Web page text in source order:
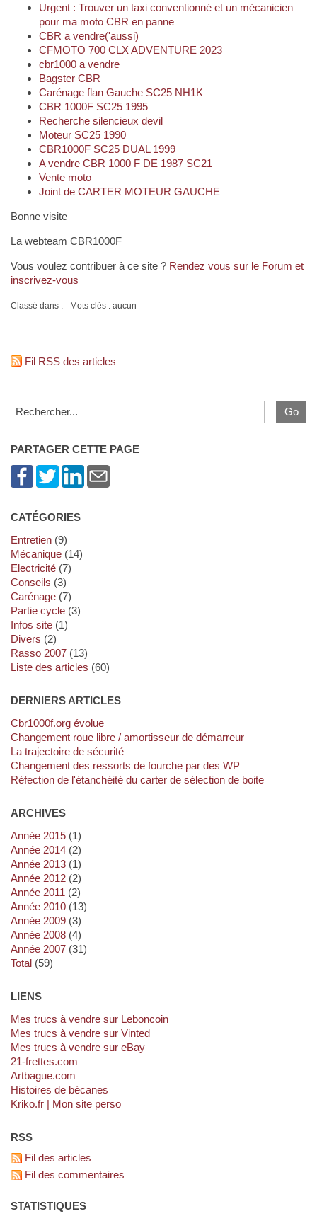
Urgent : Trouver un taxi conventionné et un mécanicien
pour ma moto CBR en panne
CBR a vendre('aussi)
CFMOTO 700 CLX ADVENTURE 2023
cbr1000 a vendre
Bagster CBR
Carénage flan Gauche SC25 NH1K
CBR 1000F SC25 1995
Recherche silencieux devil
Moteur SC25 1990
CBR1000F SC25 DUAL 1999
A vendre CBR 1000 F DE 1987 SC21
Vente moto
Joint de CARTER MOTEUR GAUCHE
Bonne visite
La webteam CBR1000F
Vous voulez contribuer à ce site ? Rendez vous sur le Forum et
inscrivez-vous
Classé dans : - Mots clés : aucun
Fil RSS des articles
PARTAGER CETTE PAGE
CATÉGORIES
Entretien(9)
Mécanique(14)
Electricité(7)
Conseils (3)
Carénage(7)
Partie cycle(3)
Infos site(1)
Divers (2)
Rasso 2007(13)
Liste des articles (60)
DERNIERS ARTICLES
cbr1000f.org évolue
Changement roue libre / amortisseur de démarreur
La trajectoire de sécurité
Changement des ressorts de fourche par des WP
Réfection de l'étanchéité du carter de sélection de boite
ARCHIVES
année 2015(1)
année 2014(2)
année 2013(1)
année 2012(2)
année 2011 (2)
année 2010(13)
année 2009(3)
année 2008(4)
année 2007(31)
total (59)
LIENS
Mes trucs à vendre sur Leboncoin
Mes trucs à vendre sur Vinted
Mes trucs à vendre sur eBay
21-frettes.com
artbague.com
Histoires de bécanes
kriko.fr | Mon site perso
RSS
Fil des articles
Fil des commentaires
STATISTIQUES